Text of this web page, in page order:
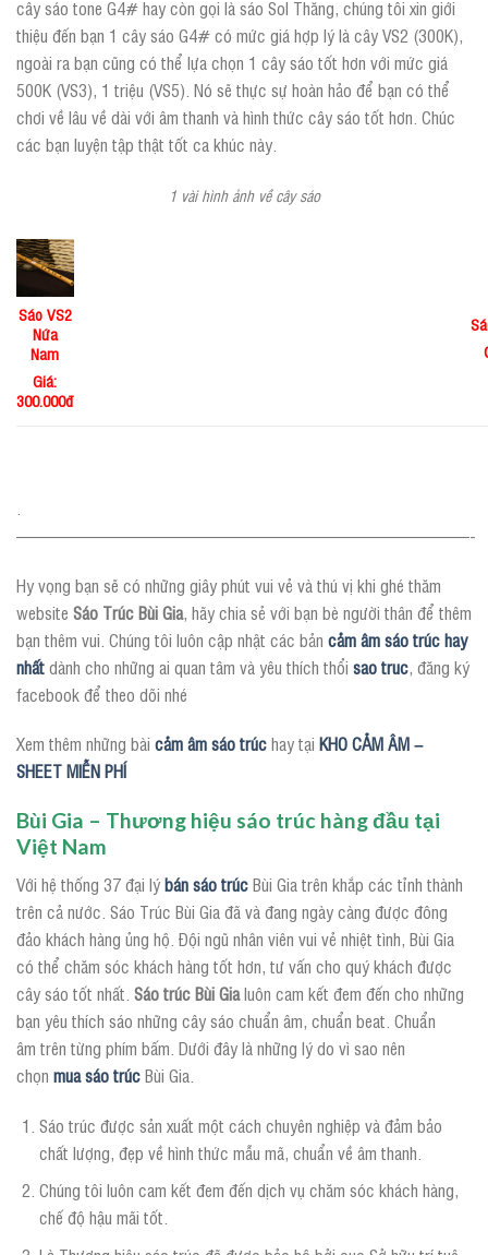
cây sáo tone G4# hay còn gọi là sáo Sol Thăng, chúng tôi xin giới
thiệu đến bạn 1 cây sáo G4# có mức giá hợp lý là cây VS2 (300K),
ngoài ra bạn cũng có thể lựa chọn 1 cây sáo tốt hơn với mức giá
500K (VS3), 1 triệu (VS5). Nó sẽ thực sự hoàn hảo để bạn có thể
chơi về lâu về dài với âm thanh và hình thức cây sáo tốt hơn. Chúc
các bạn luyện tập thật tốt ca khúc này.
1 vài hình ảnh về cây sáo
Sáo VS2
Nứa
Nam
Giá:
300.000đ
——————————————————————————-
Hy vọng bạn sẽ có những giây phút vui vẻ và thú vị khi ghé thăm
website Sáo Trúc Bùi Gia, hãy chia sẻ với bạn bè người thân để thêm
bạn thêm vui. Chúng tôi luôn cập nhật các bản cảm âm sáo trúc hay
nhấtdành cho những ai quan tâm và yêu thích thổi sao truc, đăng ký
facebook để theo dõi nhé
Xem thêm những bài cảm âm sáo trúchay tại KHO CẢM ÂM –
SHEET MIỄN PHÍ
Bùi Gia – Thương hiệu sáo trúc hàng đầu tại
Việt Nam
Với hệ thống 37 đại lýbán sáo trúcBùi Gia trên khắp các tỉnh thành
trên cả nước. Sáo Trúc Bùi Gia đã và đang ngày càng được đông
đảo khách hàng ủng hộ. Đội ngũ nhân viên vui vẻ nhiệt tình, Bùi Gia
có thể chăm sóc khách hàng tốt hơn, tư vấn cho quý khách được
cây sáo tốt nhất. Sáo trúc Bùi Gialuôn cam kết đem đến cho những
bạn yêu thích sáo những cây sáo chuẩn âm, chuẩn beat. Chuẩn
âm trên từng phím bấm. Dưới đây là những lý do vì sao nên
chọn mua sáo trúcBùi Gia.
Sáo trúc được sản xuất một cách chuyên nghiệp và đảm bảo
chất lượng, đẹp về hình thức mẫu mã, chuẩn về âm thanh.
Chúng tôi luôn cam kết đem đến dịch vụ chăm sóc khách hàng,
chế độ hậu mãi tốt.